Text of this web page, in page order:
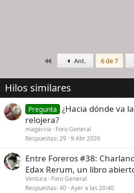
PrimeroAnt. 6 de 7
Hilos similares
Pregunta ¿Hacia dónde va
relojera?
magarcia
Foro General
Respuestas 29 9 Abr 2026
Entre Foreros #38:
Edax Rerum, un libro
Ventura
Foro General
Respuestas 40 Ayer a las 20:40